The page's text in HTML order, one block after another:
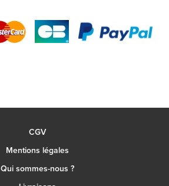
CGV
Mentions légales
Qui sommes-nous ?